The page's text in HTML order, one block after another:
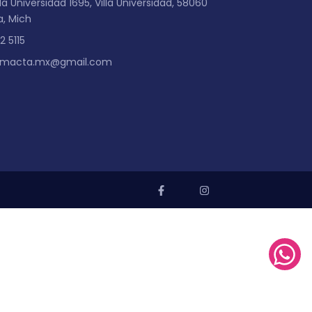
Universidad 1695, Villa Universidad, 58060
Mich
5115